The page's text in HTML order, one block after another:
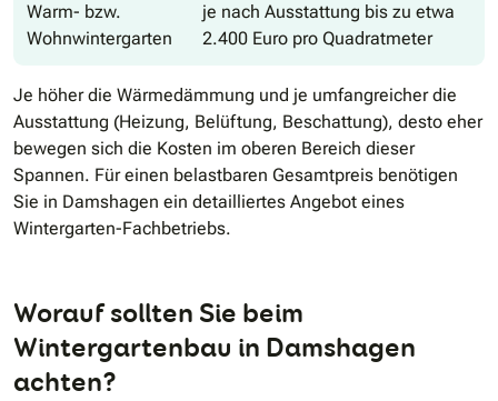
Warm- bzw.
Wohnwintergarten
je nach Ausstattung bis zu etwa
2.400 Euro pro Quadratmeter
Je höher die Wärmedämmung und je umfangreicher die
Ausstattung (Heizung, Belüftung, Beschattung), desto eher
bewegen sich die Kosten im oberen Bereich dieser
Spannen. Für einen belastbaren Gesamtpreis benötigen
Sie in Damshagen ein detailliertes Angebot eines
Wintergarten-Fachbetriebs.
Worauf sollten Sie beim
Wintergartenbau in Damshagen
achten?